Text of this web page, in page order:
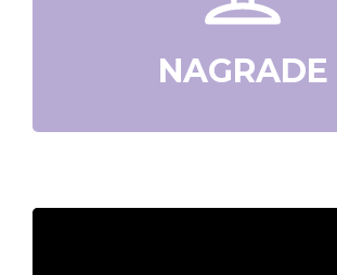
NAGRADE
Video